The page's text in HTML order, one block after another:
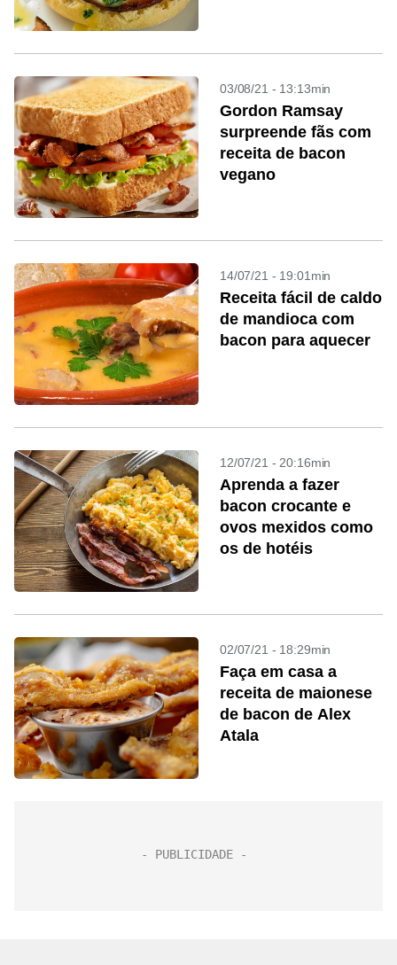
03/08/21 - 13:13min
Gordon Ramsay
surpreende fãs com
receita de bacon
vegano
14/07/21 - 19:01min
Receita fácil de caldo
de mandioca com
bacon para aquecer
12/07/21 - 20:16min
Aprenda a fazer
bacon crocante e
ovos mexidos como
os de hotéis
02/07/21 - 18:29min
Faça em casa a
receita de maionese
de bacon de Alex
Atala